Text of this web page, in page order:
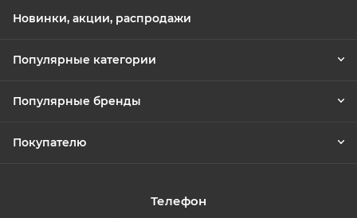
Новинки, акции, распродажи
Популярные категории
Популярные бренды
Покупателю
Телефон